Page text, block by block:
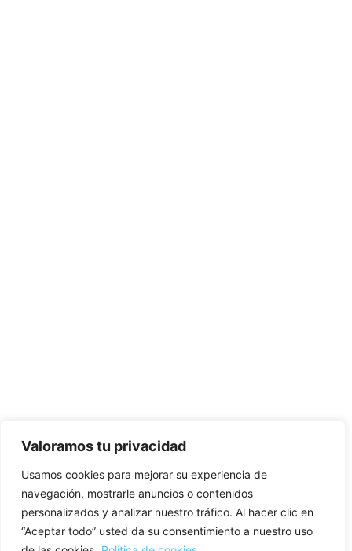
Valoramos tu privacidad
Usamos cookies para mejorar su experiencia de
navegación, mostrarle anuncios o contenidos
personalizados y analizar nuestro tráfico. Al hacer clic en
“Aceptar todo” usted da su consentimiento a nuestro uso